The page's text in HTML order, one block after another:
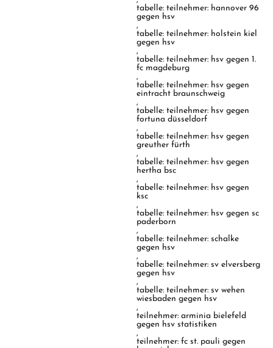
tabelle: teilnehmer: hannover 96
gegen hsv
,
tabelle: teilnehmer: holstein kiel
gegen hsv
,
tabelle: teilnehmer: hsv gegen 1.
fc magdeburg
,
tabelle: teilnehmer: hsv gegen
eintracht braunschweig
,
tabelle: teilnehmer: hsv gegen
fortuna düsseldorf
,
tabelle: teilnehmer: hsv gegen
greuther fürth
,
tabelle: teilnehmer: hsv gegen
hertha bsc
,
tabelle: teilnehmer: hsv gegen
ksc
,
tabelle: teilnehmer: hsv gegen sc
paderborn
,
tabelle: teilnehmer: schalke
gegen hsv
,
tabelle: teilnehmer: sv elversberg
gegen hsv
,
tabelle: teilnehmer: sv wehen
wiesbaden gegen hsv
,
teilnehmer: arminia bielefeld
gegen hsv statistiken
,
teilnehmer: fc st. pauli gegen